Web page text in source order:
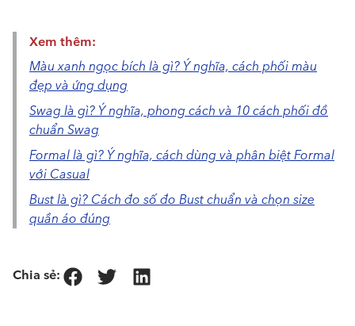
Xem thêm:
Màu xanh ngọc bích là gì? Ý nghĩa, cách phối màu
đẹp và ứng dụng
Swag là gì? Ý nghĩa, phong cách và 10 cách phối đồ
chuẩn Swag
Formal là gì? Ý nghĩa, cách dùng và phân biệt Formal
với Casual
Bust là gì? Cách đo số đo Bust chuẩn và chọn size
quần áo đúng
Chia sẻ: